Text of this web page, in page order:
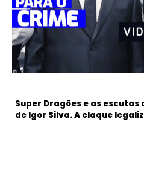
Super Dragões e as
de Igor Silva. A claque